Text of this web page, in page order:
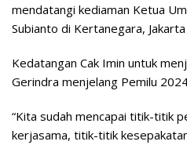
mendatangi kediaman Ketua
Subianto di Kertanegara,
Kedatangan Cak Imin untuk
Gerindra menjelang Pemilu
“Kita sudah mencapai titik-titik
kerjasama, titik-titik